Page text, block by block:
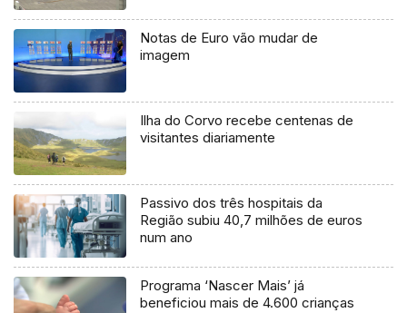
Notas de Euro vão mudar de
imagem
Ilha do Corvo recebe centenas de
visitantes diariamente
Passivo dos três hospitais da
Região subiu 40,7 milhões de euros
num ano
Programa ‘Nascer Mais’ já
beneficiou mais de 4.600 crianças